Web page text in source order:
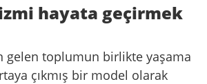
hayata geçirmek
gelen toplumun birlikte yaşama
çıkmış bir model olarak